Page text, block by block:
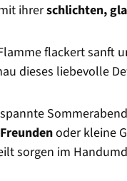
ihrerschlichten,
flackert sanft
dieses liebevolle
oder kleine
sorgen im